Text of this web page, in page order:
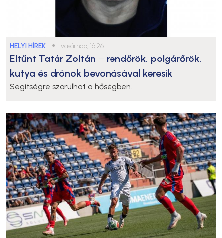
HELYI HÍREK ● vasárnap, 16:26
Eltűnt Tatár Zoltán – rendőrök, polgárőrök,
kutya és drónok bevonásával keresik
Segítségre szorulhat a hőségben.